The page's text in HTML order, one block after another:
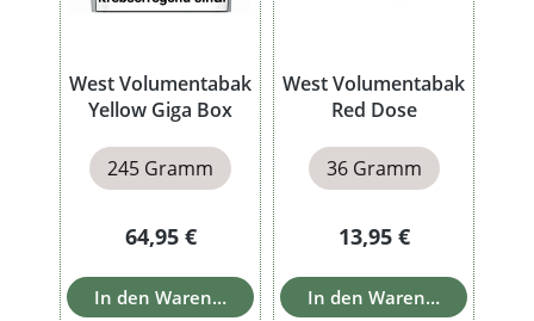
West Volumentabak
Yellow Giga Box
245 Gramm
Regulärer Preis:
64,95 €
In den Warenkorb
West Volumentabak
Red Dose
36 Gramm
Regulärer Preis:
13,95 €
In den Warenkorb